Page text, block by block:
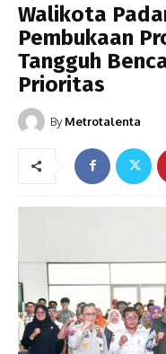
Walikota
Pembukaan
Tangguh
Prioritas
By Metrotalenta